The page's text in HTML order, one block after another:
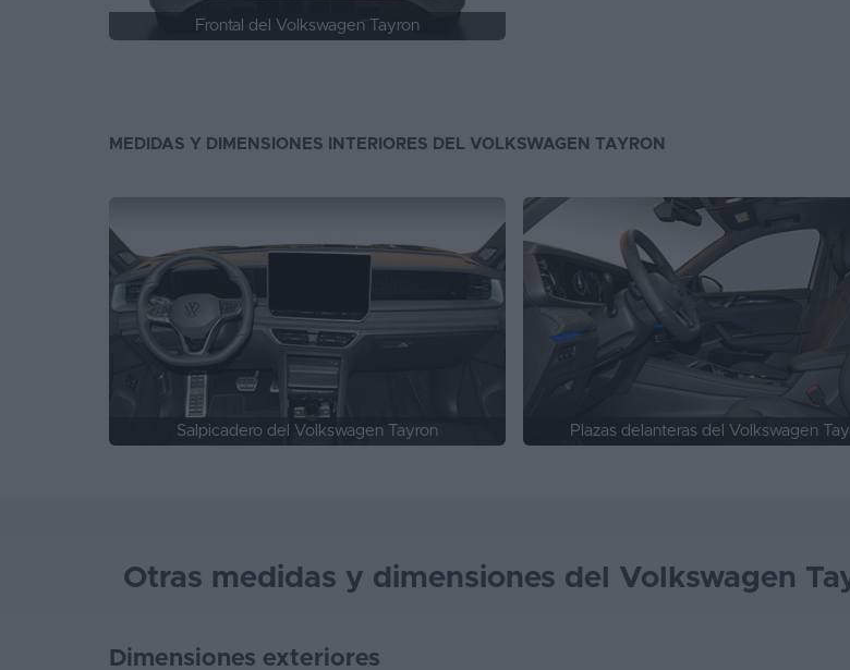
Frontal del Volkswagen Tayron
MEDIDAS Y DIMENSIONES INTERIORES DEL VOLKSWAGEN TAYRON
Salpicadero del Volkswagen Tayron Plazas delanteras del Volkswagen
Otras medidas y dimensiones del Volkswagen
Dimensiones exteriores